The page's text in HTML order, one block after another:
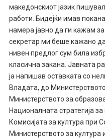
македонскиот јазик
работи. Бидејќи имав
намера јавно да ги кажам
секретар ми беше кажано
нивен предлог сум била
класична закана. Јавната
ја напишав оставката со
Владата, до
Министерството за
Националната стратегија
Комисијата за култура при
Министерството за култура